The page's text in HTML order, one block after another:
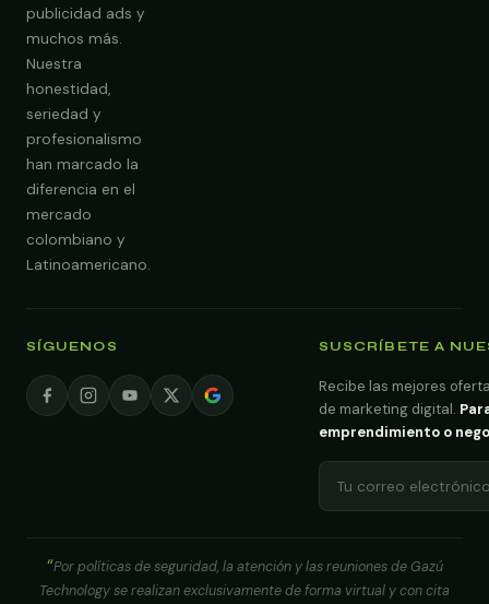
publicidad ads y
muchos más.
Nuestra
honestidad,
seriedad y
profesionalismo
han marcado la
diferencia en el
mercado
colombiano y
Latinoamericano.
SÍGUENOS SUSCRÍBETE A
Recibe las mejores
de marketing digital.
emprendimiento o
Por políticas de seguridad, la atención y las reuniones de Gazú
Technology se realizan exclusivamente de forma virtual y con cita